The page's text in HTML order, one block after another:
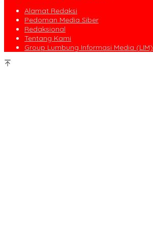
Alamat Redaksi
Pedoman Media Siber
Redaksional
Tentang Kami
Group Lumbung Informasi Media (LIM)